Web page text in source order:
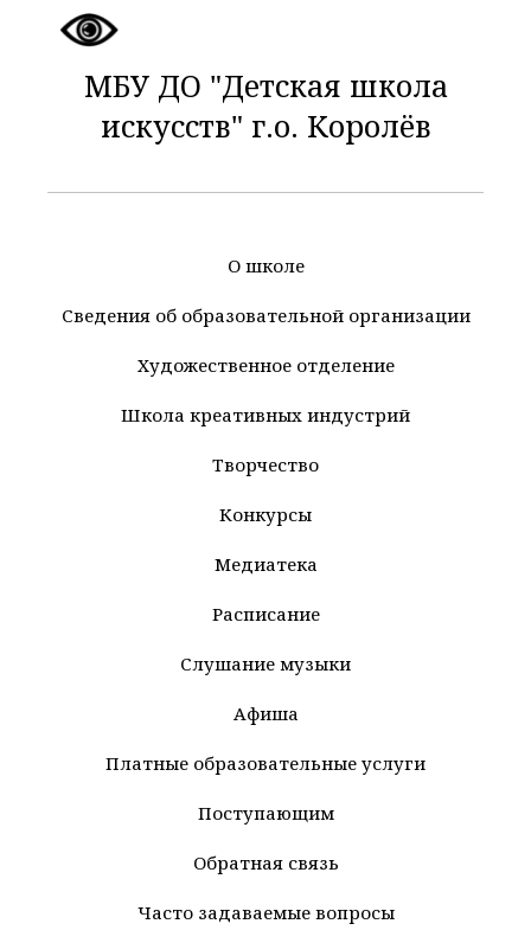
МБУ ДО "Детская школа
искусств" г.о. Королёв
О школе
Сведения об образовательной организации
Художественное отделение
Школа креативных индустрий
Творчество
Конкурсы
Медиатека
Расписание
Слушание музыки
Афиша
Платные образовательные услуги
Поступающим
Обратная связь
Часто задаваемые вопросы